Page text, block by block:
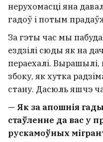
нерухомасці яна
гадоў і потым
За гэты час мы
ездзілі сюды як на
пераехалі.
збоку, як хутка
стану. Дасюль яшчэ
— Як за апошнія гады
стаўленне да вас у
рускамоўных